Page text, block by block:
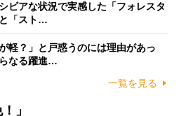
ビアな状況で実感した「フォレスタ
「スト…
軽？」と戸惑うのには理由があっ
なる躍進…
一覧を見る
」